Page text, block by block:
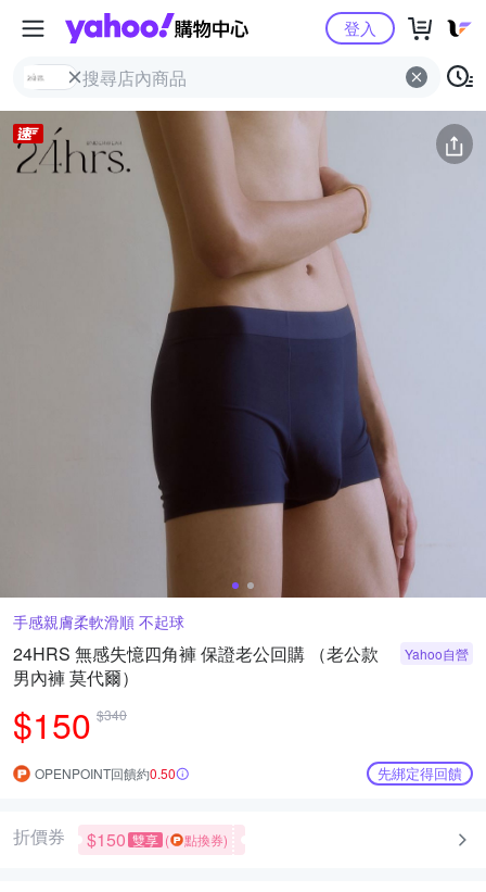
Yahoo購物中心
登入
簡介 評價 (32) 猜你喜歡
手感親膚柔軟滑順 不起球
24HRS 無感失憶四角褲 保證老公回購 （老公款
男內褲 莫代爾）
$150 $340
Yahoo自營
OPENPOINT回饋約0.50 先綁定得回饋
折價券 $150 雙享 ( 點換券)